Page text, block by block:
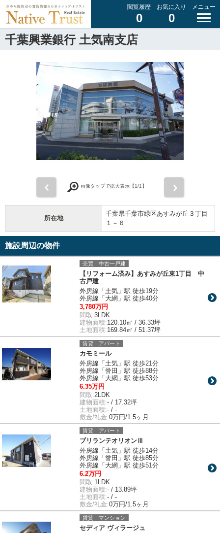
閲覧履歴
0
お気に入り
0
メニュー
千葉興業銀行 土気南支店
画像タップで拡大表示【1/1】
所在地
千葉県千葉市緑区あすみが丘３丁目
１－６
施設周辺の物件
売買｜中古一戸建
【リフォーム済み】あすみが丘東1丁目 中
古戸建
外房線「土気」駅 徒歩19分
外房線「大網」駅 徒歩40分
3,780万円
間取:3LDK
建物面積:120.10㎡ / 36.33坪
土地面積:169.84㎡ / 51.37坪
賃貸｜アパート
カモミール
外房線「土気」駅 徒歩21分
外房線「誉田」駅 徒歩88分
外房線「大網」駅 徒歩53分
6.35万円
間取:2LDK
建物面積:- / 17.32坪
土地面積:- / -
敷金/礼金:0万円/1.5ヶ月
賃貸｜アパート
ブリランテオリオンⅢ
外房線「土気」駅 徒歩14分
外房線「誉田」駅 徒歩85分
外房線「大網」駅 徒歩51分
6.2万円
間取:1LDK
建物面積:- / 13.89坪
土地面積:- / -
敷金/礼金:0万円/1.5ヶ月
賃貸｜マンション
セディア ヴィラージュ